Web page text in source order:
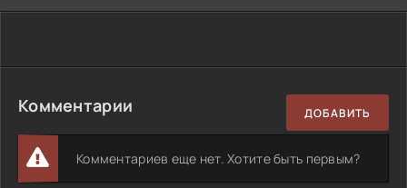
Комментарии ДОБАВИТЬ
Комментариев еще нет. Хотите быть первым?